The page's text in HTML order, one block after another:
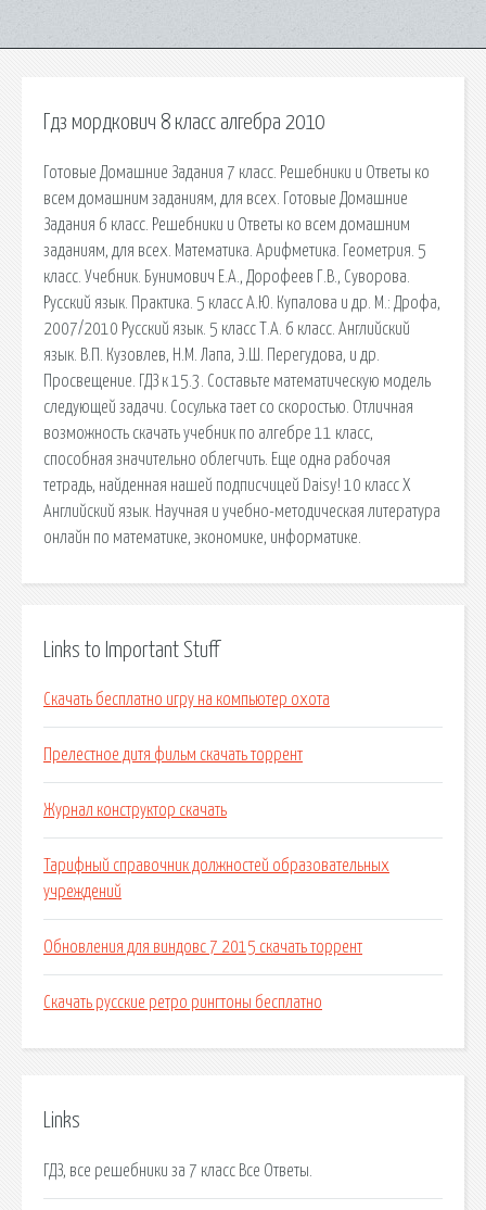
Гдз мордкович 8 класс алгебра 2010
Готовые Домашние Задания 7 класс. Решебники и Ответы ко
всем домашним заданиям, для всех. Готовые Домашние
Задания 6 класс. Решебники и Ответы ко всем домашним
заданиям, для всех. Математика. Арифметика. Геометрия. 5
класс. Учебник. Бунимович Е.А., Дорофеев Г.В., Суворова.
Русский язык. Практика. 5 класс А.Ю. Купалова и др. М.: Дрофа,
2007/2010 Русский язык. 5 класс Т.А. 6 класс. Английский
язык. В.П. Кузовлев, Н.М. Лапа, Э.Ш. Перегудова, и др.
Просвещение. ГДЗ к 15.3. Составьте математическую модель
следующей задачи. Сосулька тает со скоростью. Отличная
возможность скачать учебник по алгебре 11 класс,
способная значительно облегчить. Еще одна рабочая
тетрадь, найденная нашей подписчицей Daisy! 10 класс X
Английский язык. Научная и учебно-методическая литература
онлайн по математике, экономике, информатике.
Links to Important Stuff
Скачать бесплатно игру на компьютер охота
Прелестное дитя фильм скачать торрент
Журнал конструктор скачать
Тарифный справочник должностей образовательных
учреждений
Обновления для виндовс 7 2015 скачать торрент
Скачать русские ретро рингтоны бесплатно
Links
ГДЗ, все решебники за 7 класс Все Ответы.